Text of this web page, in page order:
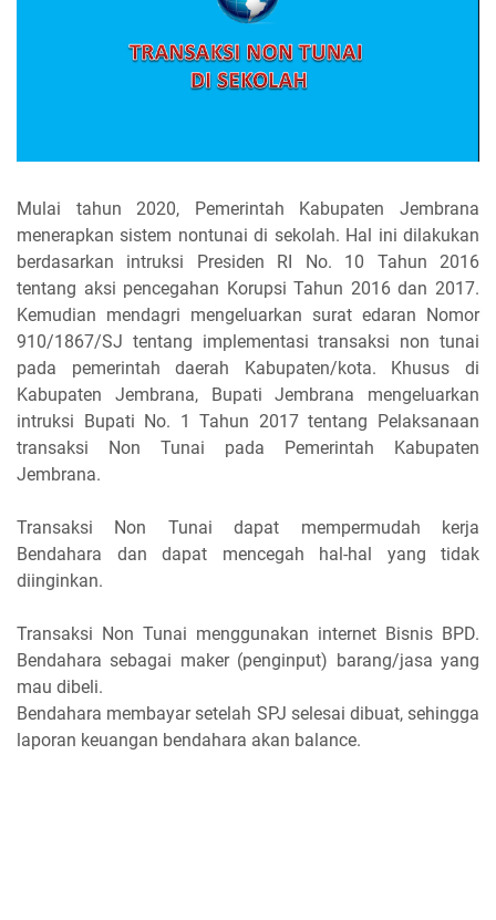
Mulai tahun 2020, Pemerintah Kabupaten Jembrana
menerapkan sistem nontunai di sekolah. Hal ini dilakukan
berdasarkan intruksi Presiden RI No. 10 Tahun 2016
tentang aksi pencegahan Korupsi Tahun 2016 dan 2017.
Kemudian mendagri mengeluarkan surat edaran Nomor
910/1867/SJ tentang implementasi transaksi non tunai
pada pemerintah daerah Kabupaten/kota. Khusus di
Kabupaten Jembrana, Bupati Jembrana mengeluarkan
intruksi Bupati No. 1 Tahun 2017 tentang Pelaksanaan
transaksi Non Tunai pada Pemerintah Kabupaten
Jembrana.
Transaksi Non Tunai dapat mempermudah kerja
Bendahara dan dapat mencegah hal-hal yang tidak
diinginkan.
Transaksi Non Tunai menggunakan internet Bisnis BPD.
Bendahara sebagai maker (penginput) barang/jasa yang
mau dibeli.
Bendahara membayar setelah SPJ selesai dibuat, sehingga
laporan keuangan bendahara akan balance.